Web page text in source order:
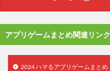
アプリゲームまとめ関連リンク
2024 ハマるアプリゲームまとめ